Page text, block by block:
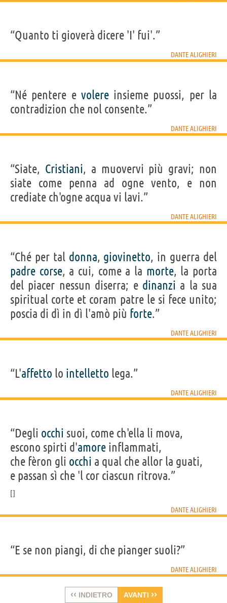
“Quanto ti gioverà dicere 'I' fui'.”
DANTE ALIGHIERI
“Né pentere e volereinsieme puossi, per la
contradizion che nol consente.”
DANTE ALIGHIERI
“Siate, Cristiani, a muovervi più gravi; non
siate come penna ad ogne vento, e non
crediate ch'ogne acqua vi lavi.”
DANTE ALIGHIERI
“Ché per tal donna, giovinetto, in guerra del
padre corse, a cui, come a la morte, la porta
del piacer nessun diserra; e dinanzi a la sua
spiritual corte et coram patre le si fece unito;
poscia di dì in dì l'amò più forte.”
DANTE ALIGHIERI
“L'affetto lo intelletto lega.”
DANTE ALIGHIERI
“Degli occhi suoi, come ch'ella li mova,
escono spirti d'amore inflammati,
che fèron gli occhi a qual che allor la guati,
e passan sì che 'l cor ciascun ritrova.”
DANTE ALIGHIERI
“E se non piangi, di che pianger suoli?”
DANTE ALIGHIERI
‹‹ INDIETRO AVANTI ››